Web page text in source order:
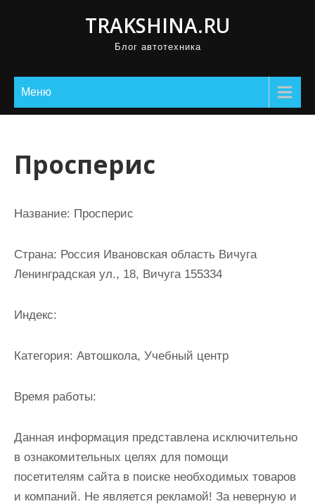
TRAKSHINA.RU
Блог автотехника
Меню
Просперис
Название: Просперис
Страна: Россия Ивановская область Вичуга
Ленинградская ул., 18, Вичуга 155334
Индекс:
Категория: Автошкола, Учебный центр
Время работы:
Данная информация представлена исключительно
в ознакомительных целях для помощи
посетителям сайта в поиске необходимых товаров
и компаний. Не является рекламой! За неверную и